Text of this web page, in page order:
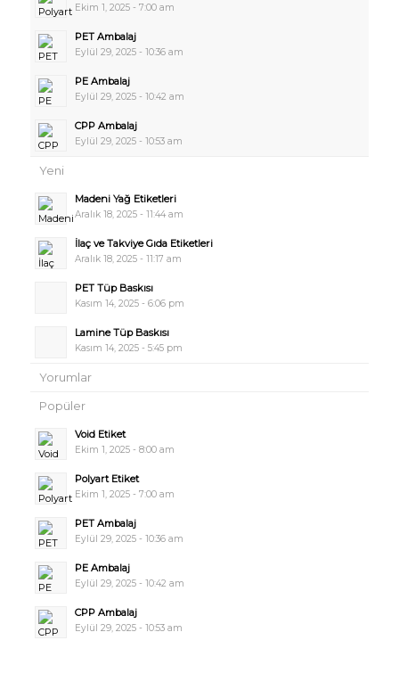
Ekim 1, 2025 - 7:00 am
PET Ambalaj
Eylül 29, 2025 - 10:36 am
PE Ambalaj
Eylül 29, 2025 - 10:42 am
CPP Ambalaj
Eylül 29, 2025 - 10:53 am
Yeni
Madeni Yağ Etiketleri
Aralık 18, 2025 - 11:44 am
İlaç ve Takviye Gıda Etiketleri
Aralık 18, 2025 - 11:17 am
PET Tüp Baskısı
Kasım 14, 2025 - 6:06 pm
Lamine Tüp Baskısı
Kasım 14, 2025 - 5:45 pm
Yorumlar
Popüler
Void Etiket
Ekim 1, 2025 - 8:00 am
Polyart Etiket
Ekim 1, 2025 - 7:00 am
PET Ambalaj
Eylül 29, 2025 - 10:36 am
PE Ambalaj
Eylül 29, 2025 - 10:42 am
CPP Ambalaj
Eylül 29, 2025 - 10:53 am